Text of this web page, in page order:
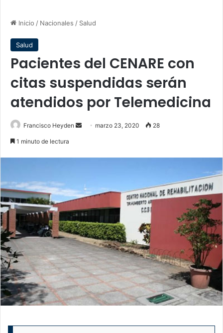
Inicio / Nacionales / Salud
Salud
Pacientes del CENARE con
citas suspendidas serán
atendidos por Telemedicina
Francisco Heyden
Send marzo 23, 2020 28
1 minuto de lectura